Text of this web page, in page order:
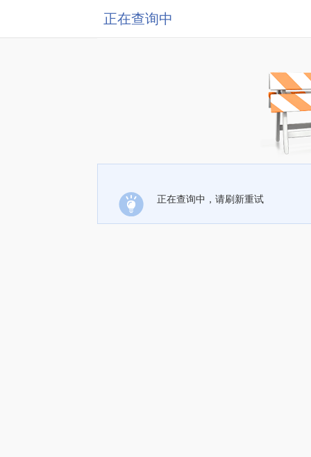
正在查询中
正在查询中，请刷新重试